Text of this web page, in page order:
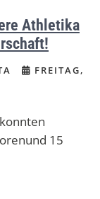
Athletika
FREITAG,
15